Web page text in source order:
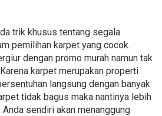
trik khusus tentang segala
pemilihan karpet yang cocok.
dengan promo murah namun tak
karpet merupakan properti
langsung dengan banyak
tidak bagus maka nantinya lebih
sendiri akan menanggung